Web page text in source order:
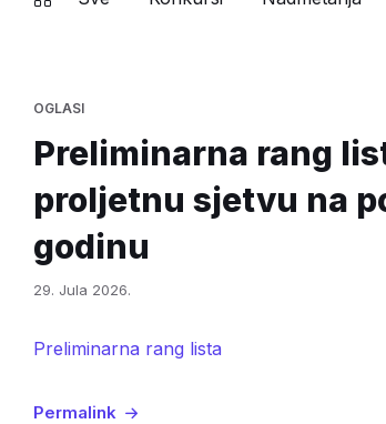
OGLASI
Preliminarna rang
proljetnu sjetvu na
godinu
29. Jula 2026.
Preliminarna rang lista
Permalink